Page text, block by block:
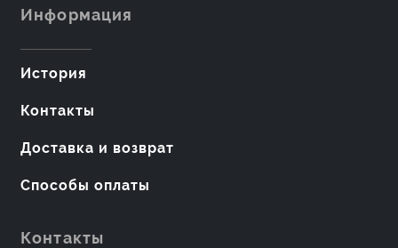
Информация
История
Контакты
Доставка и возврат
Способы оплаты
Контакты